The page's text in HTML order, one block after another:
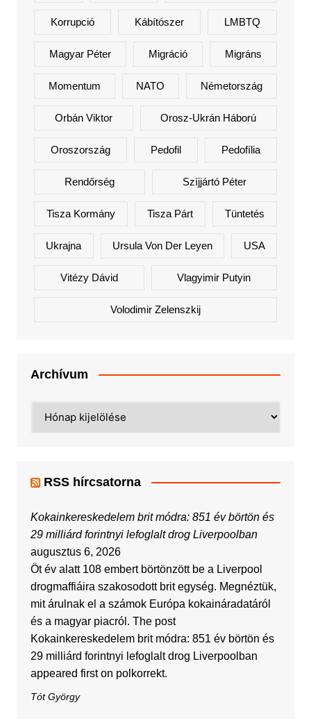
Korrupció Kábítószer LMBTQ
Magyar Péter Migráció Migráns
Momentum NATO Németország
Orbán Viktor Orosz-Ukrán Háború
Oroszország Pedofil Pedofília
Rendőrség Szíjjártó Péter
Tisza Kormány Tisza Párt Tüntetés
Ukrajna Ursula Von Der Leyen USA
Vitézy Dávid Vlagyimir Putyin
Volodimir Zelenszkij
Archívum
RSS hírcsatorna
Kokainkereskedelem brit módra: 851 év börtön és
29 milliárd forintnyi lefoglalt drog Liverpoolban
augusztus 6, 2026
Öt év alatt 108 embert börtönzött be a Liverpool
drogmaffiáira szakosodott brit egység. Megnéztük,
mit árulnak el a számok Európa kokaináradatáról
és a magyar piacról. The post
Kokainkereskedelem brit módra: 851 év börtön és
29 milliárd forintnyi lefoglalt drog Liverpoolban
appeared first on polkorrekt.
Tót György